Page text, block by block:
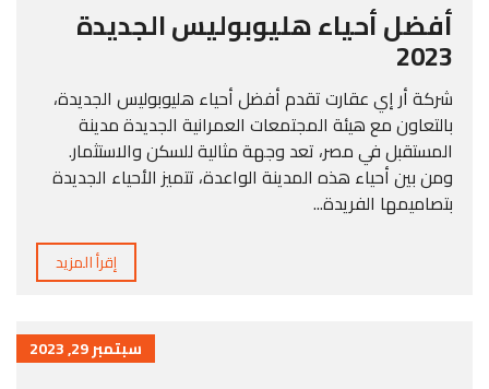
أفضل أحياء هليوبوليس الجديدة
2023
شركة أر إي عقارت تقدم أفضل أحياء هليوبوليس الجديدة،
بالتعاون مع هيئة المجتمعات العمرانية الجديدة مدينة
المستقبل في مصر، تعد وجهة مثالية للسكن والاستثمار.
ومن بين أحياء هذه المدينة الواعدة، تتميز الأحياء الجديدة
بتصاميمها الفريدة...
إقرأ المزيد
سبتمبر 29, 2023